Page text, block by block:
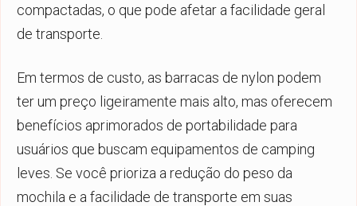
compactadas, o que pode afetar a facilidade geral
de transporte.
Em termos de custo, as barracas de nylon podem
ter um preço ligeiramente mais alto, mas oferecem
benefícios aprimorados de portabilidade para
usuários que buscam equipamentos de camping
leves. Se você prioriza a redução do peso da
mochila e a facilidade de transporte em suas